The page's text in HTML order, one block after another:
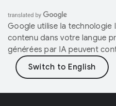
Google utilise la technologie
contenu dans votre langue
générées par IA peuvent